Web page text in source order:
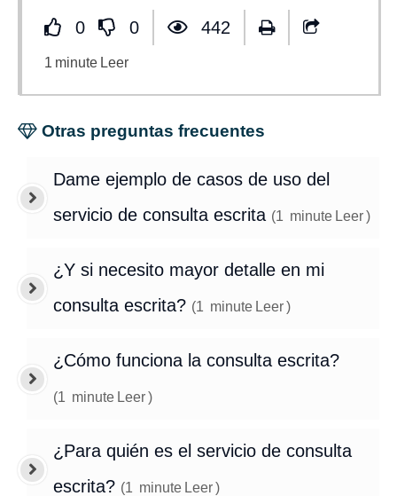
0 0 442
1 minute Leer
Otras preguntas frecuentes
Dame ejemplo de casos de uso del
servicio de consulta escrita (1 minute Leer)
¿Y si necesito mayor detalle en mi
consulta escrita? (1 minute Leer)
¿Cómo funciona la consulta escrita?
(1 minute Leer)
¿Para quién es el servicio de consulta
escrita? (1 minute Leer)